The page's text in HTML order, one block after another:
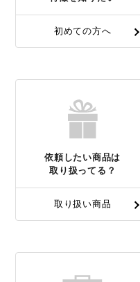
初めての方へ
依頼したい商品は
取り扱ってる？
取り扱い商品